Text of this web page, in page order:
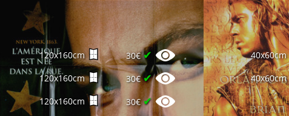
120x160cm 30€✔
120x160cm 30€✔
120x160cm 30€✔
40x60cm
40x60cm